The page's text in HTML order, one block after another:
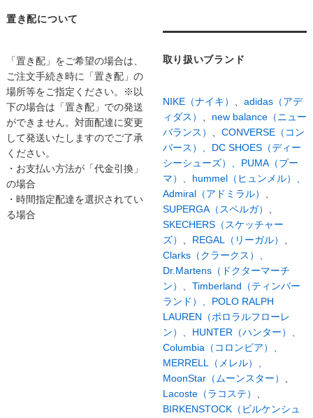
置き配について
「置き配」をご希望の場合は、
ご注文手続き時に「置き配」の
場所等をご指定ください。※以
下の場合は「置き配」での発送
ができません。対面配達に変更
して発送いたしますのでご了承
ください。
・お支払い方法が「代金引換」
の場合
・時間指定配達を選択されてい
る場合
取り扱いブランド
NIKE（ナイキ） 、 adidas（アデ
ィダス） 、 new balance（ニュー
バランス） 、 CONVERSE（コン
バース）、 DC SHOES（ディー
シーシューズ）、 PUMA（プー
マ）、 hummel（ヒュンメル）、
Admiral（アドミラル） 、
SUPERGA（スペルガ） 、
SKECHERS（スケッチャー
ズ） 、 REGAL（リーガル） 、
Clarks（クラークス）、
Dr.Martens（ドクターマーチ
ン）、 Timberland（ティンバー
ランド）、 POLO RALPH
LAUREN（ポロラルフローレ
ン）、 HUNTER（ハンター）、
Columbia（コロンビア）、
MERRELL（メレル）、
MoonStar（ムーンスター） 、
Lacoste（ラコステ） 、
BIRKENSTOCK（ビルケンシュ